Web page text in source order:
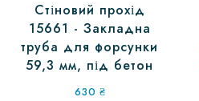
Стіновий прохід
15661 - Закладна
труба для форсунки
59,3 мм, під бетон
630 ₴